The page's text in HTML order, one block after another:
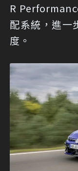
R
配系統，進一
度。